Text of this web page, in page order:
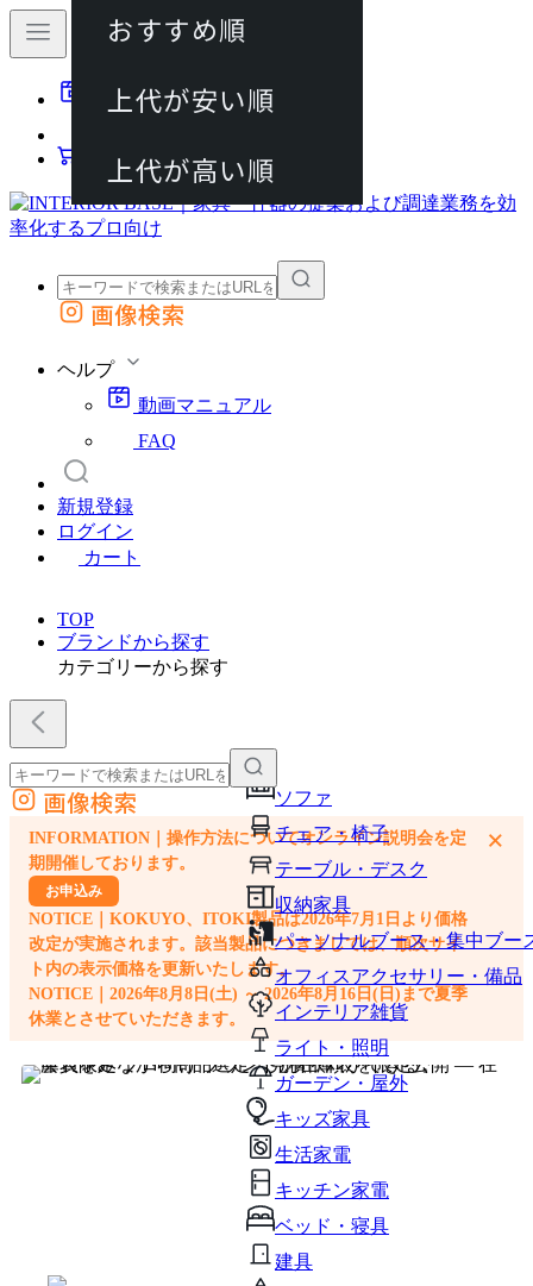
動画マニュアル
カート
外部サイトの商品をカートに追加
画像検索
ヘルプ
動画マニュアル
FAQ
新規登録
ログイン
カート
TOP
ブランドから探す
カテゴリーから探す
ソファ
チェア・椅子
テーブル・デスク
収納家具
パーソナルブース・集中ブー
オフィスアクセサリー・備品
インテリア雑貨
ライト・照明
ガーデン・屋外
キッズ家具
生活家電
キッチン家電
ベッド・寝具
建具
外部サイトの商品をカートに追加
他のサイトで見つけた商品ページのURLを貼り付けて、カートに追加できます
画像検索
INFORMATION｜操作方法についてオンライン説明会を定
期開催しております。
お申込み
NOTICE｜KOKUYO、ITOKI製品は2026年7月1日より価格
改定が実施されます。該当製品につきましては、順次サイ
ト内の表示価格を更新いたします。
NOTICE｜2026年8月8日(土) ～ 2026年8月16日(日)まで夏季
休業とさせていただきます。
×
おすすめ順
上代が安い順
上代が高い順